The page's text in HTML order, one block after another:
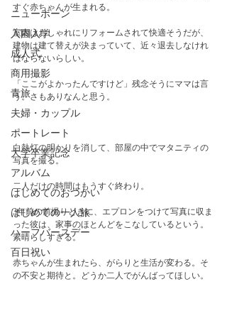
ニューボーン
入園入学
成人式
商用撮影
青旅
夫婦・カップル
ポートレート
大学卒業記念
アルバム
はじめてのおつかい
はじめての一人旅
ハーフバースデー
百日祝い
すぐ赤ちゃんが生まれる。
室内はおしゃれにリフォームされて快適そうだが、
建物は建て替えが決まっていて、近々退去しなけれ
ばならないらしい。
「ここがよかったんですけど」残念そうにママは言
う。さもありなんと思う。
白熱灯の明かりを消して、部屋の中でマタニティの
写真を撮る。
二人だけの時間はもうすぐ終わり。
3年前の前撮りときに、エプロンをつけて写真に収ま
った彼は、家事のほとんどをこなしているという。
素晴らしすぎる。
赤ちゃんが生まれたら、がらりと生活が変わる。そ
の不安と期待と。どうか二人でがんばってほしい。